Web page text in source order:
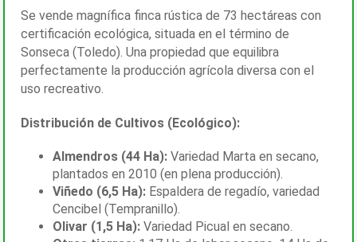
Se vende magnífica finca rústica de 73 hectáreas con
certificación ecológica, situada en el término de
Sonseca (Toledo). Una propiedad que equilibra
perfectamente la producción agrícola diversa con el
uso recreativo.
Distribución de Cultivos (Ecológico):
Almendros (44 Ha): Variedad Marta en secano,
plantados en 2010 (en plena producción).
Viñedo (6,5 Ha): Espaldera de regadío, variedad
Cencibel (Tempranillo).
Olivar (1,5 Ha): Variedad Picual en secano.